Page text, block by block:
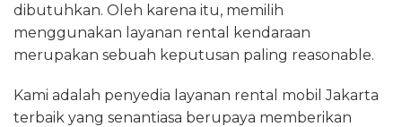
dibutuhkan. Oleh karena itu, memilih
menggunakan layanan rental kendaraan
merupakan sebuah keputusan paling reasonable.
Kami adalah penyedia layanan rental mobil Jakarta
terbaik yang senantiasa berupaya memberikan